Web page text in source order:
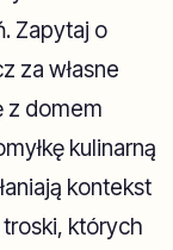
Zapytaj o
za własne
z domem
kulinarną
kontekst
których